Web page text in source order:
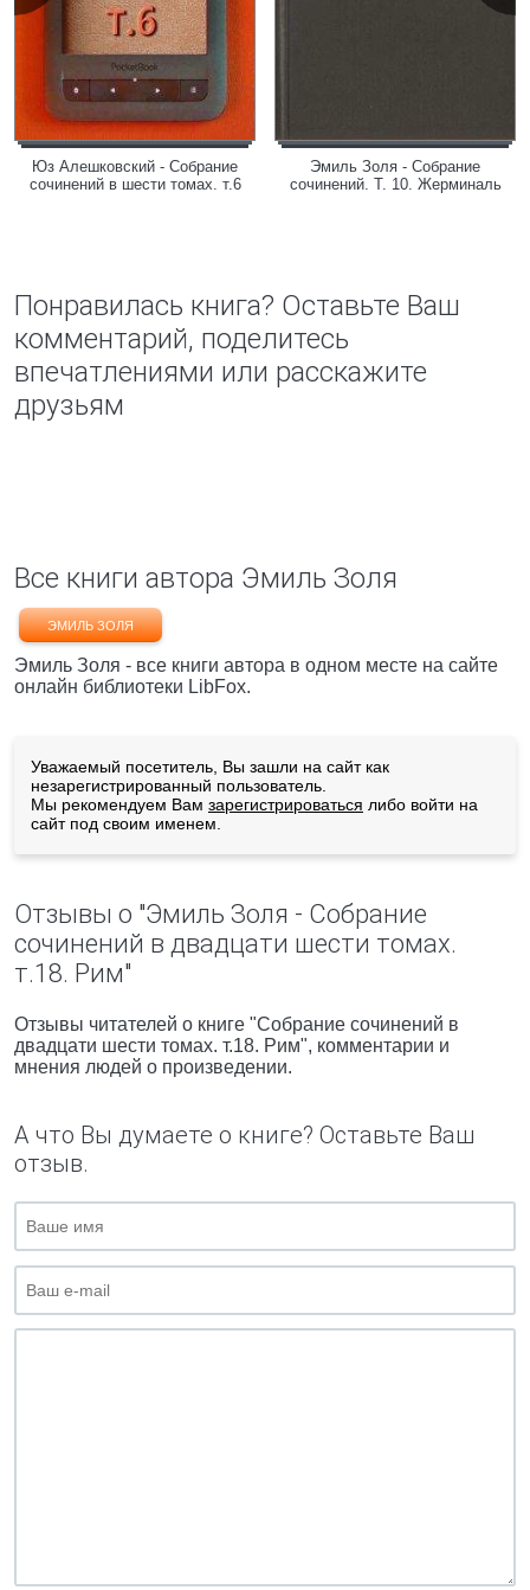
Юз Алешковский - Собрание
сочинений в шести томах. т.6
Эмиль Золя - Собрание
сочинений. Т. 10. Жерминаль
Понравилась книга? Оставьте Ваш
комментарий, поделитесь
впечатлениями или расскажите
друзьям
Все книги автора Эмиль Золя
ЭМИЛЬ ЗОЛЯ
Эмиль Золя - все книги автора в одном месте на сайте
онлайн библиотеки LibFox.
Уважаемый посетитель, Вы зашли на сайт как
незарегистрированный пользователь.
Мы рекомендуем Вам зарегистрироваться либо войти на
сайт под своим именем.
Отзывы о "Эмиль Золя - Собрание
сочинений в двадцати шести томах.
т.18. Рим"
Отзывы читателей о книге "Собрание сочинений в
двадцати шести томах. т.18. Рим", комментарии и
мнения людей о произведении.
А что Вы думаете о книге? Оставьте Ваш
отзыв.